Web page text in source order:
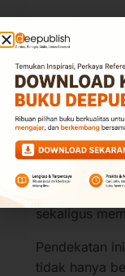
4.
Lapangan
Selain
ditemukan
masyarakat.
belum
secara
lapangan,
yang relevan
sekaligus
Pendekatan
tidak hanya